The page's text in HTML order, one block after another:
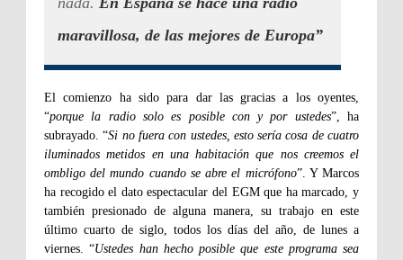
maravillosa, de las mejores de Europa”
El comienzo ha sido para dar las gracias a los oyentes,
“porque la radio solo es posible con y por ustedes”, ha
subrayado. “Si no fuera con ustedes, esto sería cosa de cuatro
iluminados metidos en una habitación que nos creemos el
ombligo del mundo cuando se abre el micrófono”. Y Marcos
ha recogido el dato espectacular del EGM que ha marcado, y
también presionado de alguna manera, su trabajo en este
último cuarto de siglo, todos los días del año, de lunes a
viernes. “Ustedes han hecho posible que este programa sea